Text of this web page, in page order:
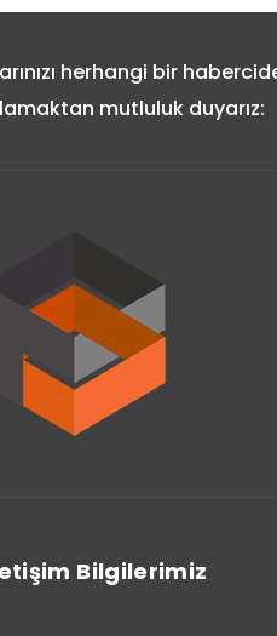
herhangi bir
mutluluk duyarız:
Bilgilerimiz